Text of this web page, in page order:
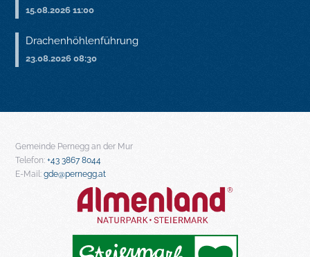
15.08.2026 11:00
Drachenhöhlenführung
23.08.2026 08:30
Gemeinde Pernegg an der Mur
Telefon: +43 3867 8044
E-Mail: gde@pernegg.at